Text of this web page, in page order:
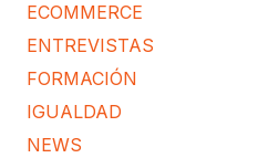
ECOMMERCE
ENTREVISTAS
FORMACIÓN
IGUALDAD
NEWS